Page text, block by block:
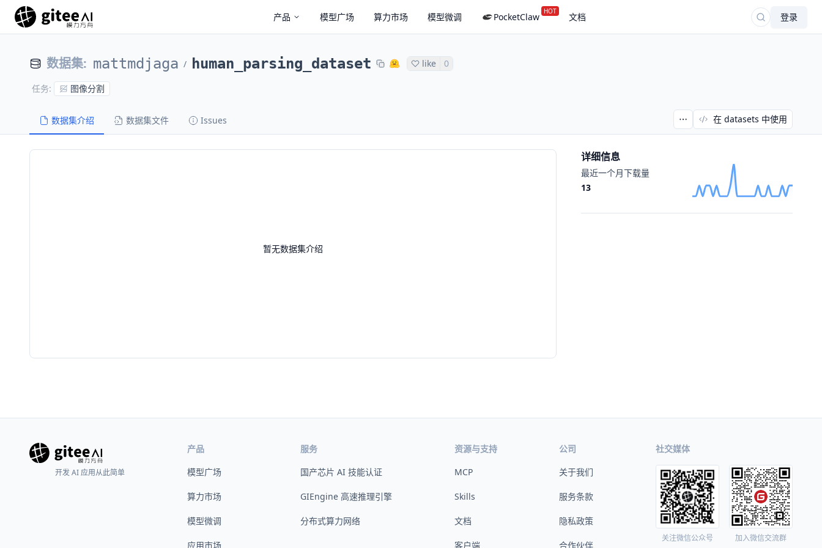
产品 模型广场 算力市场 模型微调 PocketClaw HOT 文档 登录
数据集: mattmdjaga / human_parsing_dataset like 0
任务: 图像分割
数据集介绍 数据集文件 Issues 在 datasets 中使用
暂无数据集介绍
详细信息
最近一个月下载量
13
开发 AI 应用从此简单
产品
模型广场
算力市场
模型微调
应用市场
服务
国产芯片 AI 技能认证
GIEngine 高速推理引擎
分布式算力网络
资源与支持
MCP
Skills
文档
客户端
公司
关于我们
服务条款
隐私政策
合作伙伴
社交媒体
关注微信公众号 加入微信交流群